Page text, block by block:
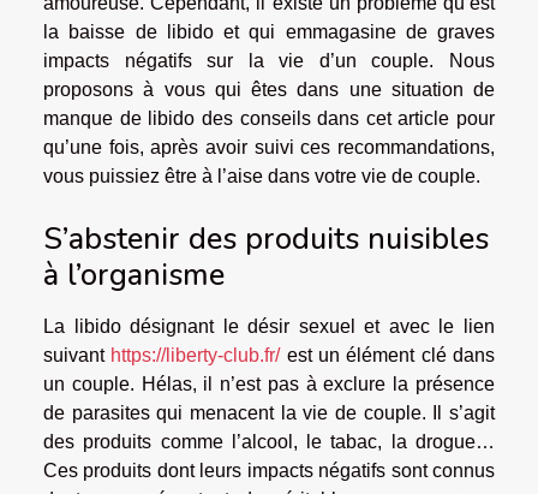
la baisse de libido et qui emmagasine de graves
impacts négatifs sur la vie d’un couple. Nous
proposons à vous qui êtes dans une situation de
manque de libido des conseils dans cet article pour
qu’une fois, après avoir suivi ces recommandations,
vous puissiez être à l’aise dans votre vie de couple.
S’abstenir des produits nuisibles
à l’organisme
La libido désignant le désir sexuel et avec le lien
suivant https://liberty-club.fr/est un élément clé dans
un couple. Hélas, il n’est pas à exclure la présence
de parasites qui menacent la vie de couple. Il s’agit
des produits comme l’alcool, le tabac, la drogue…
Ces produits dont leurs impacts négatifs sont connus